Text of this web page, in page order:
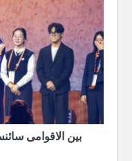
بین الاقوامی